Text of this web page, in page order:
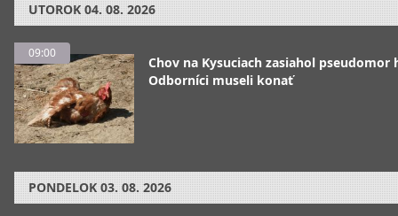
UTOROK 04. 08. 2026
09:00
Chov na Kysuciach zasiahol pseudomor
Odborníci museli konať
PONDELOK 03. 08. 2026